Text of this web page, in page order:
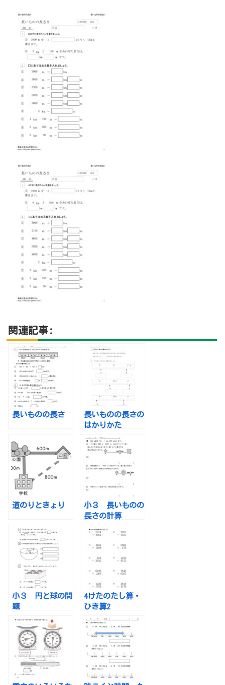
関連記事:
長いものの長さ
長いものの長さの
はかりかた
道のりときょり
小３ 長いものの
長さの計算
小３ 円と球の問
題
4けたのたし算・
ひき算2